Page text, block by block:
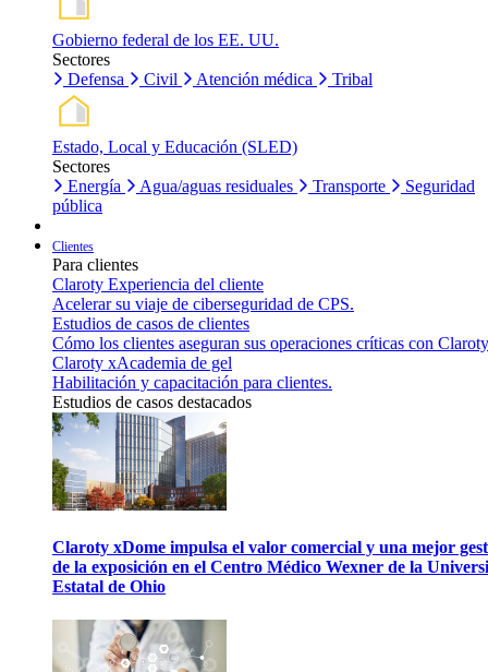
Gobierno federal de los EE. UU.
Sectores
Defensa
Civil Atención médica Tribal
Estado, Local y Educación (SLED)
Sectores
Energía
Agua/aguas residuales Transporte
Seguridad
pública
Clientes
Para clientes
Claroty Experiencia del cliente
Acelerar su viaje de ciberseguridad de CPS.
Estudios de casos de clientes
Cómo los clientes aseguran sus operaciones críticas con
Claroty xAcademia de gel
Habilitación y capacitación para clientes.
Estudios de casos destacados
Claroty xDome impulsa el valor comercial y una mejor
de la exposición en el Centro Médico Wexner de la
Estatal de Ohio